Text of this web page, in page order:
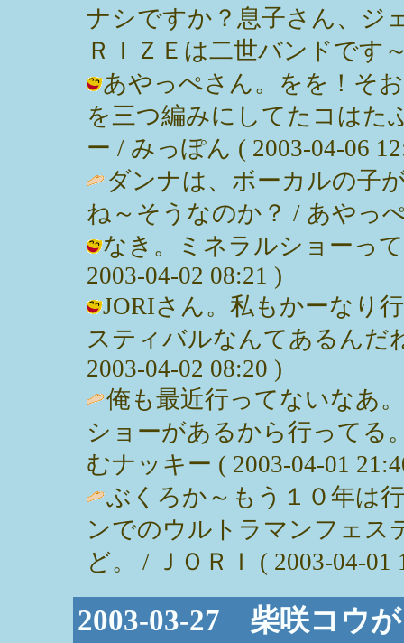
ナシですか？息子さん、ジ
ＲＩＺＥは二世バンドです
あやっぺさん。をを！そ
を三つ編みにしてたコはた
ー / みっぽん ( 2003-04-06
ダンナは、ボーカルの子
ね～そうなのか？ / あやっ
なき。ミネラルショーっ
2003-04-02 08:21 )
JORIさん。私もかーなり
スティバルなんてあるんだ
2003-04-02 08:20 )
俺も最近行ってないなあ
ショーがあるから行ってる
むナッキー ( 2003-04-01
ぶくろか～もう１０年は
ンでのウルトラマンフェス
ど。 / ＪＯＲＩ ( 2003-04-01
2003-03-27 柴咲コウ